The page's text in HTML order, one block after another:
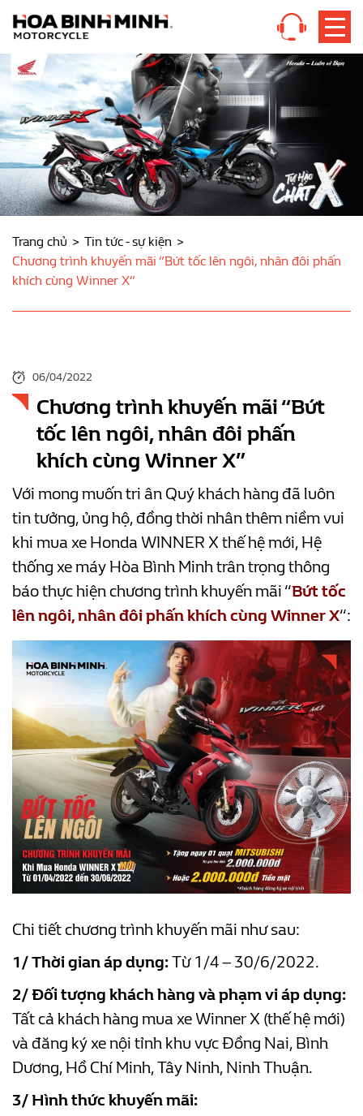
Trang chủ
Tin tức - sự kiện
Chương trình khuyến mãi “Bứt tốc lên ngôi, nhân đôi phấn
khích cùng Winner X”
06/04/2022
Chương trình khuyến mãi “Bứt
tốc lên ngôi, nhân đôi phấn
khích cùng Winner X”
Với mong muốn tri ân Quý khách hàng đã luôn
tin tưởng, ủng hộ, đồng thời nhân thêm niềm vui
khi mua xe Honda WINNER X thế hệ mới, Hệ
thống xe máy Hòa Bình Minh trân trọng thông
báo thực hiện chương trình khuyến mãi “Bứt tốc
lên ngôi, nhân đôi phấn khích cùng Winner X“:
Chi tiết chương trình khuyến mãi như sau:
1/ Thời gian áp dụng:Từ 1/4 – 30/6/2022.
2/ Đối tượng khách hàng và phạm vi áp dụng:
Tất cả khách hàng mua xe Winner X (thế hệ mới)
và đăng ký xe nội tỉnh khu vực Đồng Nai, Bình
Dương, Hồ Chí Minh, Tây Ninh, Ninh Thuận.
3/ Hình thức khuyến mãi: